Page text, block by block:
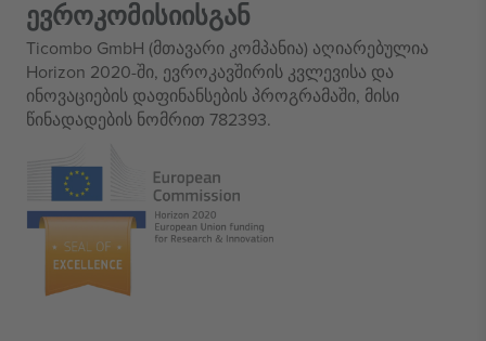
ევროკომისიისგან
Ticombo GmbH (მთავარი კომპანია) აღიარებულია
Horizon 2020-ში, ევროკავშირის კვლევისა და
ინოვაციების დაფინანსების პროგრამაში, მისი
წინადადების ნომრით 782393.